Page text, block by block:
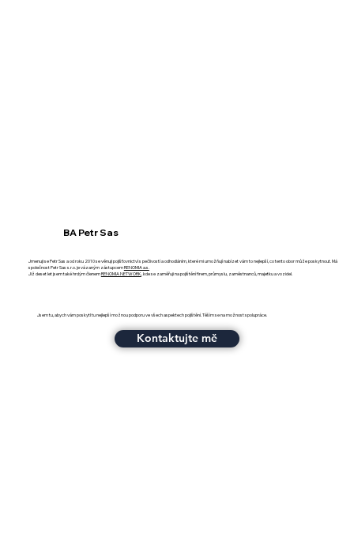
BA Petr Sas
Jmenuji se Petr Sas a od roku 2010 se věnuji pojišťovnictví s pečlivostí a odhodláním, které mi umožňují nabízet vám to nejlepší, co tento obor může poskytnout. Má
společnost Petr Sas s.r.o. je vázaným zástupcemRENOMIA a.s.
Již deset let jsem také hrdým členemRENOMIA NETWORK , kde se zaměřuji na pojištění firem, průmyslu, zaměstnanců, majetku a vozidel.
Jsem tu, abych vám poskytl tu nejlepší možnou podporu ve všech aspektech pojištění. Těším se na možnost spolupráce.
Kontaktujte mě